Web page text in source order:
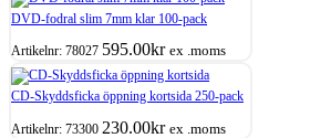
DVD-fodral slim 7mm klar 100-pack
Artikelnr: 78027 595.00kr ex .moms
CD-Skyddsficka öppning kortsida 250-pack
Artikelnr: 73300 230.00kr ex .moms